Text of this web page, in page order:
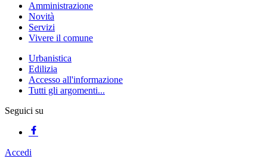
Amministrazione
Novità
Servizi
Vivere il comune
Urbanistica
Edilizia
Accesso all'informazione
Tutti gli argomenti...
Seguici su
Accedi